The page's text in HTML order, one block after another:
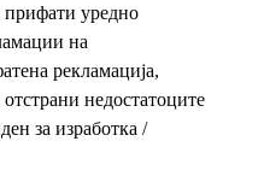
уредно
на
рекламација,
недостатоците
за изработка /